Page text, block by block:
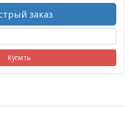
заказ
Купить